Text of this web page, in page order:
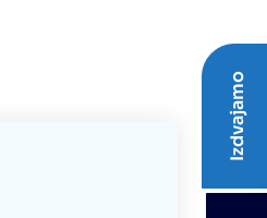
Izdvajamo